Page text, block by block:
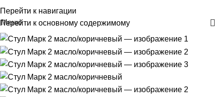
Перейти к навигации
Перейти к основному содержимому
Меню